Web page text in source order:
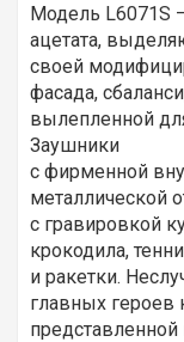
Модель L6071S
ацетата,
своей
фасада,
вылепленной
Заушники
с фирменной
металлической
с гравировкой
крокодила,
и ракетки.
главных героев
представленной